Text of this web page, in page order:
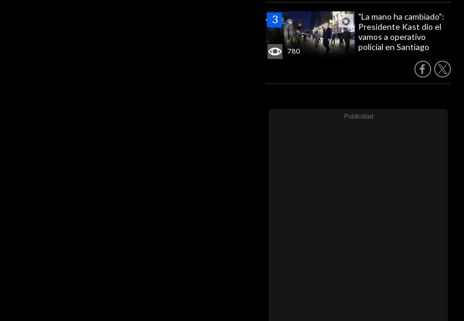
780
"La mano ha cambiado":
Presidente Kast dio el
vamos a operativo
policial en Santiago